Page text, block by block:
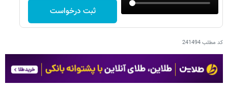
ثبت درخواست
کد مطلب241494